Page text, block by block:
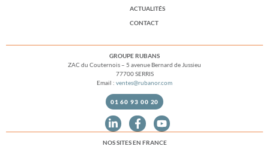
ACTUALITÉS
CONTACT
GROUPE RUBANS
ZAC du Couternois – 5 avenue Bernard de Jussieu
77700 SERRIS
Email : ventes@rubanor.com
01 60 93 00 20
NOS SITES EN FRANCE